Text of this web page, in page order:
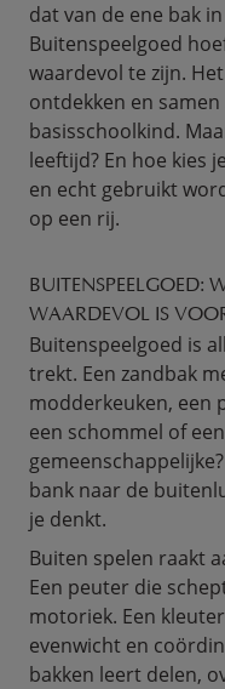
dat van de ene bak
Buitenspeelgoed
waardevol te zijn.
ontdekken en
basisschoolkind.
leeftijd? En hoe kies
en echt gebruikt
op een rij.
BUITENSPEELGOED:
WAARDEVOL IS
Buitenspeelgoed is
trekt. Een zandbak
modderkeuken, een
een schommel of
bank naar de
je denkt.
Buiten spelen raakt
Een peuter die
motoriek. Een
evenwicht en
bakken leert delen,